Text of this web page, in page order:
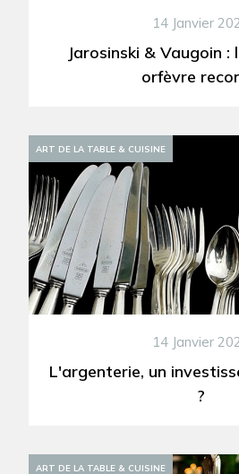
14 Janvier
Jarosinski & Vaugoin
orfèvre
ART DE LA TABLE & CUISINE
14 Janvier
L'argenterie, un
?
ART DE LA TABLE & CUISINE